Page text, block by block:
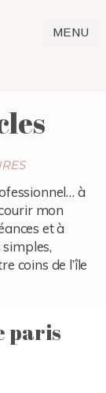
MENU
à
mon
et à
coins de l’île
paris